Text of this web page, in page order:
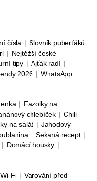
čísla | Slovník puberťáků
| Nejtěžší české
tipy | Ajťák radí |
2026 | WhatsApp
| Fazolky na
chlebíček | Chili
na salát | Jahodový
| Sekaná recept |
| Domácí housky |
Fi | Varování před